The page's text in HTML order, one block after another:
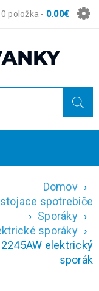
0 položka - 0.00€
Domov ›
spotrebiče
› Sporáky ›
sporáky ›
elektrický
sporák